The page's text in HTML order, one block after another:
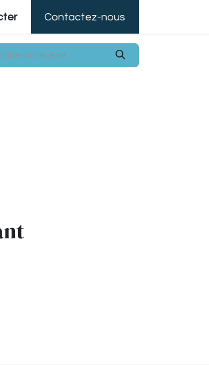
Contactez-nous